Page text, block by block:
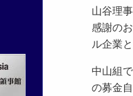
山谷理
感謝の
ル企業
中山組
の募金